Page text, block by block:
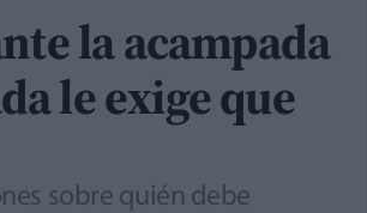
la acampada
le exige que
sobre quién debe